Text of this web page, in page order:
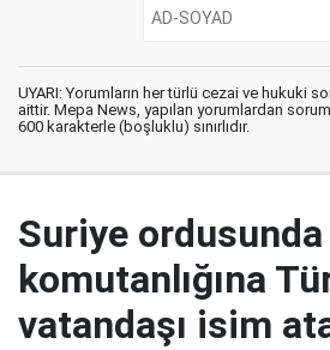
UYARI: Yorumların her türlü cezai ve hukuki
aittir. Mepa News, yapılan yorumlardan
600 karakterle (boşluklu) sınırlıdır.
Suriye
komutanlığına
vatandaşı isim